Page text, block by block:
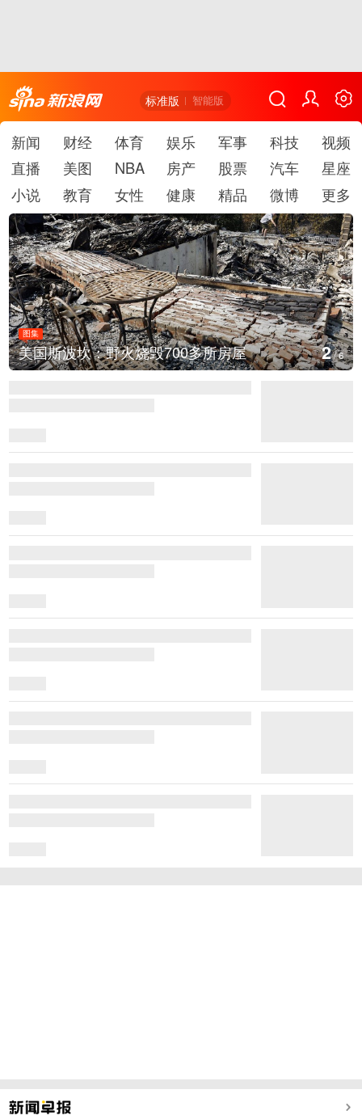
标准版 智能版
新闻 财经 体育 娱乐 军事 科技
视频
直播
美图 NBA 房产 股票 汽车
星座
小说
教育 女性 健康 精品 微博 更多
图集
美国斯波坎：野火烧毁700多所房屋 3/6